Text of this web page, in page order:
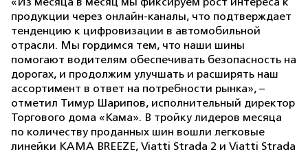
продукции через онлайн-каналы, что подтверждает
тенденцию к цифровизации в автомобильной
отрасли. Мы гордимся тем, что наши шины
помогают водителям обеспечивать безопасность на
дорогах, и продолжим улучшать и расширять наш
ассортимент в ответ на потребности рынка», –
отметил Тимур Шарипов, исполнительный директор
Торгового дома «Кама». В тройку лидеров месяца
по количеству проданных шин вошли легковые
линейки KAMA BREEZE, Viatti Strada 2 и Viatti Strada